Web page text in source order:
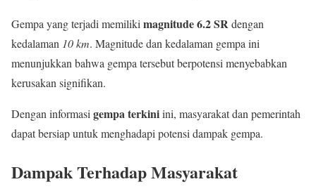
Gempa yang terjadi memiliki magnitude 6.2 SRdengan
kedalaman 10 km. Magnitude dan kedalaman gempa ini
menunjukkan bahwa gempa tersebut berpotensi menyebabkan
kerusakan signifikan.
Dengan informasi gempa terkiniini, masyarakat dan pemerintah
dapat bersiap untuk menghadapi potensi dampak gempa.
Dampak Terhadap Masyarakat